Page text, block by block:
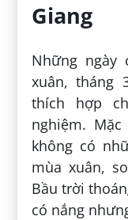
Giang
Những ngày
xuân, tháng
thích hợp
nghiệm.
không có
mùa xuân,
Bầu trời
có nắng